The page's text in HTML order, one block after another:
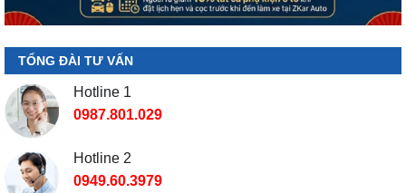
TỔNG ĐÀI TƯ VẤN
Hotline 1
0987.801.029
Hotline 2
0949.60.3979